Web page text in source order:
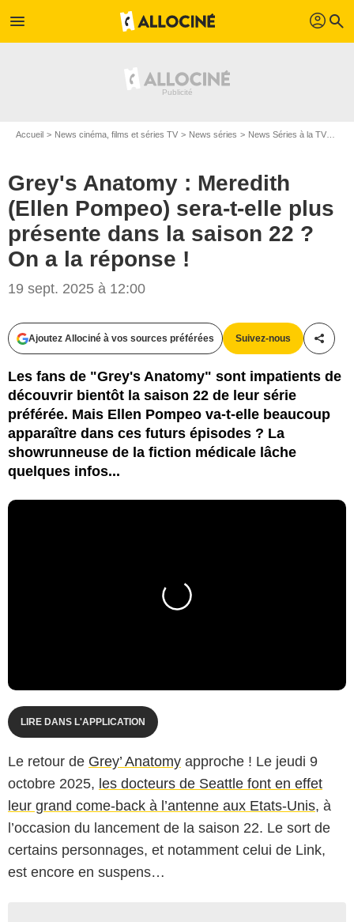
menu profil search
Accueil News cinéma, films et séries TV News séries News Séries à la TV
Grey's Anatomy : Meredith
(Ellen Pompeo) sera-t-elle plus
présente dans la saison 22 ?
On a la réponse !
19 sept. 2025 à 12:00
Ajoutez Allociné à vos sources préférées Suivez-nous
Les fans de "Grey's Anatomy" sont impatients de
découvrir bientôt la saison 22 de leur série
préférée. Mais Ellen Pompeo va-t-elle beaucoup
apparaître dans ces futurs épisodes ? La
showrunneuse de la fiction médicale lâche
quelques infos...
LIRE DANS L'APPLICATION
Le retour de Grey’ Anatomy approche ! Le jeudi 9
octobre 2025, les docteurs de Seattle font en effet
leur grand come-back à l’antenne aux Etats-Unis, à
l’occasion du lancement de la saison 22. Le sort de
certains personnages, et notamment celui de Link,
est encore en suspens…